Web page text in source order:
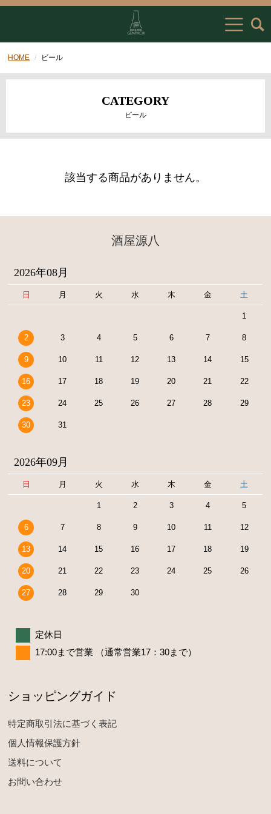
HOME ビール
CATEGORY
ビール
該当する商品がありません。
酒屋源八
2026年08月
日 月 火 水 木 金 土
1
2 3 4 5 6 7 8
9 10 11 12 13 14 15
16 17 18 19 20 21 22
23 24 25 26 27 28 29
30 31
2026年09月
日 月 火 水 木 金 土
1 2 3 4 5
6 7 8 9 10 11 12
13 14 15 16 17 18 19
20 21 22 23 24 25 26
27 28 29 30
定休日
17:00まで営業 （通常営業17：30まで）
ショッピングガイド
特定商取引法に基づく表記
個人情報保護方針
送料について
お問い合わせ